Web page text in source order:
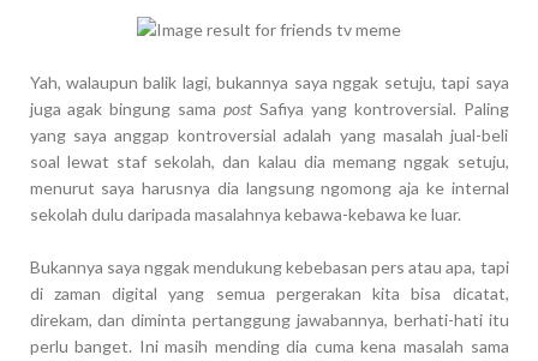
Yah, walaupun balik lagi, bukannya saya nggak setuju, tapi saya
juga agak bingung sama post Safiya yang kontroversial. Paling
yang saya anggap kontroversial adalah yang masalah jual-beli
soal lewat staf sekolah, dan kalau dia memang nggak setuju,
menurut saya harusnya dia langsung ngomong aja ke internal
sekolah dulu daripada masalahnya kebawa-kebawa ke luar.
Bukannya saya nggak mendukung kebebasan pers atau apa, tapi
di zaman digital yang semua pergerakan kita bisa dicatat,
direkam, dan diminta pertanggung jawabannya, berhati-hati itu
perlu banget. Ini masih mending dia cuma kena masalah sama